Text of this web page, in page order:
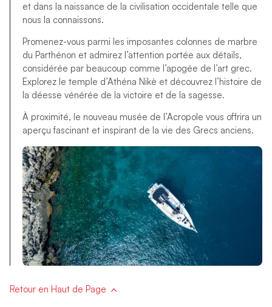
et dans la naissance de la civilisation occidentale telle que
nous la connaissons.
Promenez-vous parmi les imposantes colonnes de marbre
du Parthénon et admirez l’attention portée aux détails,
considérée par beaucoup comme l’apogée de l’art grec.
Explorez le temple d’Athéna Nikè et découvrez l’histoire de
la déesse vénérée de la victoire et de la sagesse.
À proximité, le nouveau musée de l’Acropole vous offrira un
aperçu fascinant et inspirant de la vie des Grecs anciens.
Retour en Haut de Page